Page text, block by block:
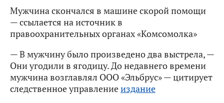
Мужчина скончался в машине скорой помощи
— ссылается на источник в
правоохранительных органах «Комсомолка»
— В мужчину было произведено два выстрела, —
Они угодили в ягодицу. До недавнего времени
мужчина возглавлял ООО «Эльбрус» — цитирует
следственное управлениеиздание